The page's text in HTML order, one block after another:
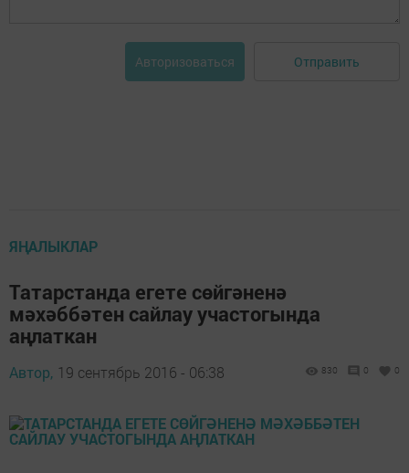
Авторизоваться Отправить
ЯҢАЛЫКЛАР
Татарстанда егете сөйгәненә
мәхәббәтен сайлау участогында
аңлаткан
Автор, 19 сентябрь 2016 - 06:38 830 0 0